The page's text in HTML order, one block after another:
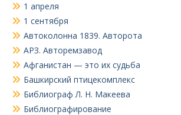
1 апреля
1 сентября
Автоколонна 1839. Авторота
АРЗ. Авторемзавод
Афганистан — это их судьба
Башкирский птицекомплекс
Библиограф Л. Н. Макеева
Библиографирование